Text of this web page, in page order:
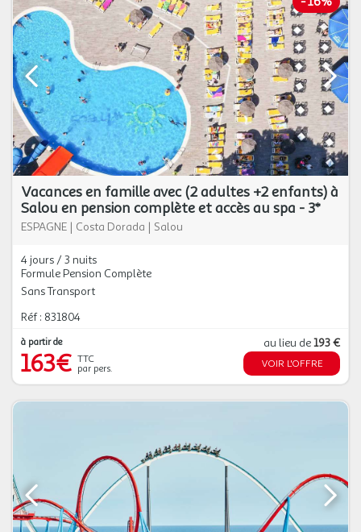
Vacances en famille avec (2 adultes +2 enfants) à
Salou en pension complète et accès au spa - 3*
ESPAGNE | Costa Dorada | Salou
4 jours / 3 nuits
Formule Pension Complète
Sans Transport
Réf : 831804
à partir de
163€ TTC
par pers.
au lieu de193 €
VOIR L'OFFRE